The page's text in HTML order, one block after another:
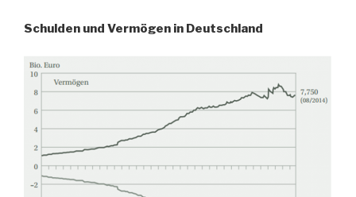
Schulden und Vermögen in Deutschland